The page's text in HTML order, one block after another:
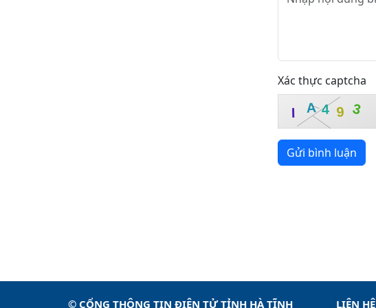
Xác thực captcha
I A 4 9 3
Gửi bình luận
© CỔNG THÔNG TIN ĐIỆN TỬ TỈNH HÀ TĨNH LIÊN HỆ